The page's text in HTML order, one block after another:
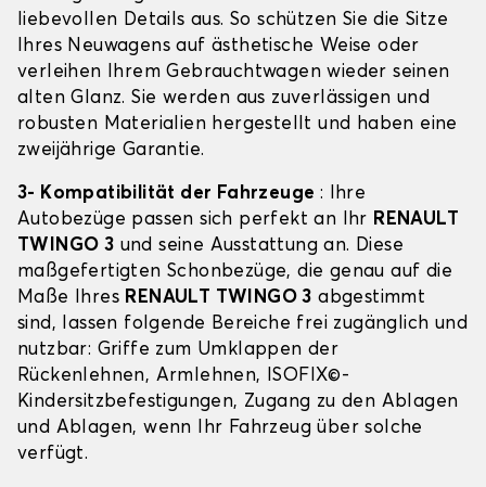
liebevollen Details aus. So schützen Sie die Sitze
Ihres Neuwagens auf ästhetische Weise oder
verleihen Ihrem Gebrauchtwagen wieder seinen
alten Glanz. Sie werden aus zuverlässigen und
robusten Materialien hergestellt und haben eine
zweijährige Garantie.
3- Kompatibilität der Fahrzeuge : Ihre
Autobezüge passen sich perfekt an Ihr RENAULT
TWINGO 3 und seine Ausstattung an. Diese
maßgefertigten Schonbezüge, die genau auf die
Maße Ihres RENAULT TWINGO 3 abgestimmt
sind, lassen folgende Bereiche frei zugänglich und
nutzbar: Griffe zum Umklappen der
Rückenlehnen, Armlehnen, ISOFIX©-
Kindersitzbefestigungen, Zugang zu den Ablagen
und Ablagen, wenn Ihr Fahrzeug über solche
verfügt.